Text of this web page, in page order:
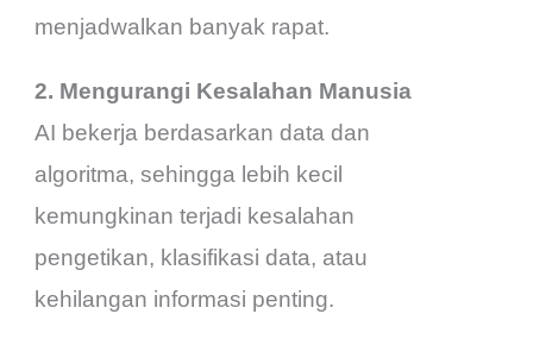
menjadwalkan banyak rapat.
2. Mengurangi Kesalahan Manusia
AI bekerja berdasarkan data dan
algoritma, sehingga lebih kecil
kemungkinan terjadi kesalahan
pengetikan, klasifikasi data, atau
kehilangan informasi penting.